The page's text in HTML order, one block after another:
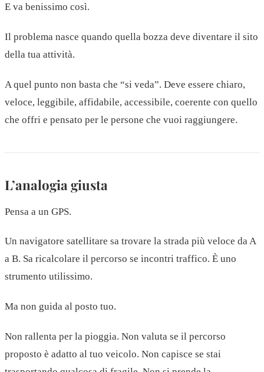
E va benissimo così.
Il problema nasce quando quella bozza deve diventare il sito
della tua attività.
A quel punto non basta che “si veda”. Deve essere chiaro,
veloce, leggibile, affidabile, accessibile, coerente con quello
che offri e pensato per le persone che vuoi raggiungere.
L’analogia giusta
Pensa a un GPS.
Un navigatore satellitare sa trovare la strada più veloce da A
a B. Sa ricalcolare il percorso se incontri traffico. È uno
strumento utilissimo.
Ma non guida al posto tuo.
Non rallenta per la pioggia. Non valuta se il percorso
proposto è adatto al tuo veicolo. Non capisce se stai